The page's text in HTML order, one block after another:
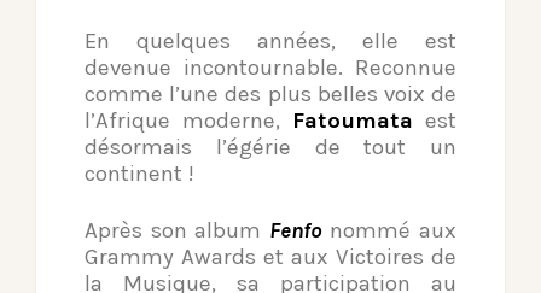
En quelques années, elle est
devenue incontournable. Reconnue
comme l’une des plus belles voix de
l’Afrique moderne, Fatoumata est
désormais l’égérie de tout un
continent !
Après son album Fenfonommé aux
Grammy Awards et aux Victoires de
la Musique, sa participation au